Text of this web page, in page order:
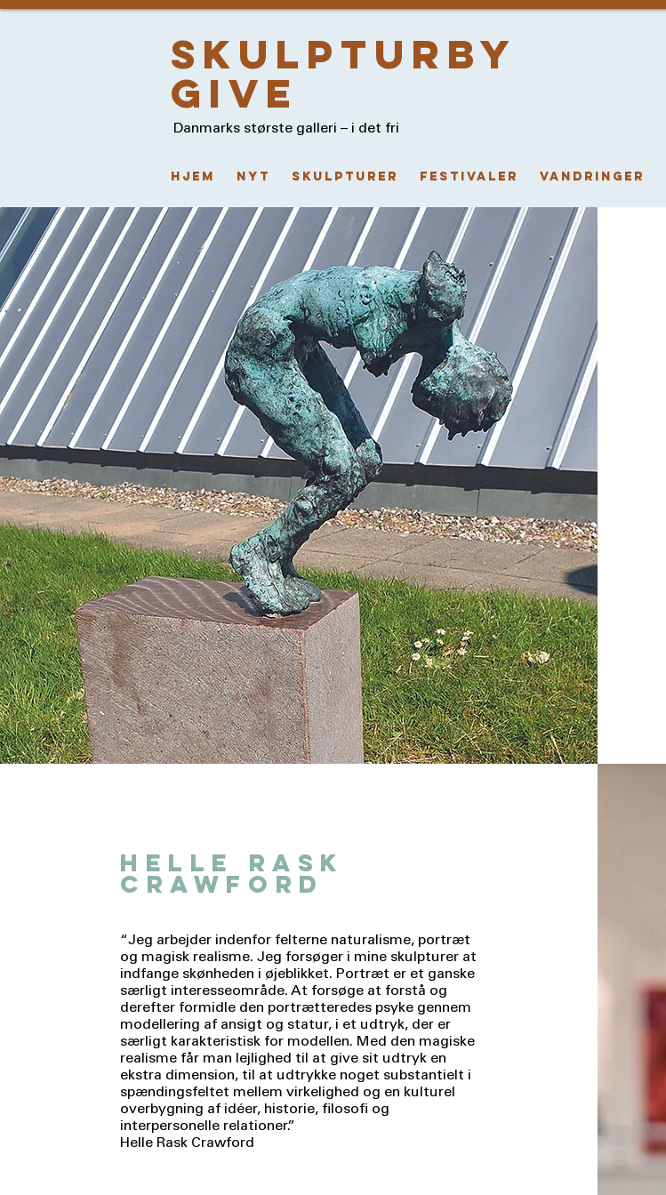
skulpturby
give
Danmarks største galleri – i det fri
HJEM NYT Skulpturer FESTIVALER VANDRINGER
helle rask
crawford
“Jeg arbejder indenfor felterne naturalisme, portræt
og magisk realisme. Jeg forsøger i mine skulpturer at
indfange skønheden i øjeblikket. Portræt er et ganske
særligt interesseområde. At forsøge at forstå og
derefter formidle den portrætteredes psyke gennem
modellering af ansigt og statur, i et udtryk, der er
særligt karakteristisk for modellen. Med den magiske
realisme får man lejlighed til at give sit udtryk en
ekstra dimension, til at udtrykke noget substantielt i
spændingsfeltet mellem virkelighed og en kulturel
overbygning af idéer, historie, filosofi og
interpersonelle relationer.”
​Helle Rask Crawford